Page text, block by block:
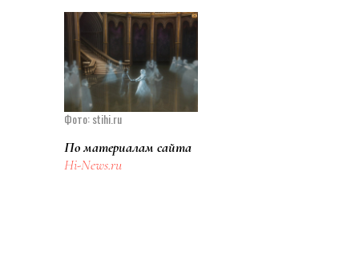
Фото: stihi.ru
По материалам сайта
Hi-News.ru